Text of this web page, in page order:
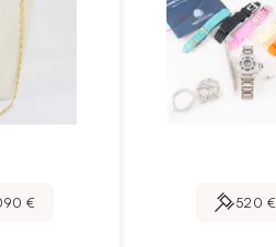
€ 520 €